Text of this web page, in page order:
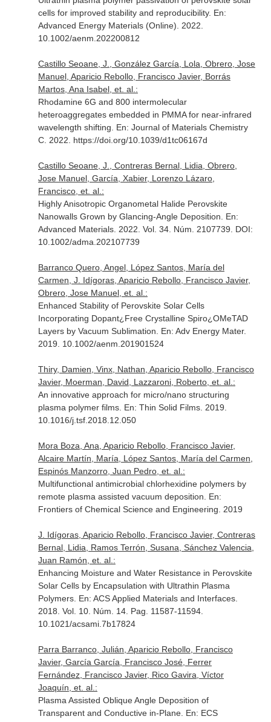
cells for improved stability and reproducibility. En:
Advanced Energy Materials (Online) . 2022.
10.1002/aenm.202200812
Castillo Seoane, J., González García, Lola, Obrero, Jose
Manuel, Aparicio Rebollo, Francisco Javier, Borrás
Martos, Ana Isabel, et. al.:
Rhodamine 6G and 800 intermolecular
heteroaggregates embedded in PMMA for near-infrared
wavelength shifting. En: Journal of Materials Chemistry
C. 2022. https://doi.org/10.1039/d1tc06167d
Castillo Seoane, J., Contreras Bernal, Lidia, Obrero,
Jose Manuel, García, Xabier, Lorenzo Lázaro,
Francisco, et. al.:
Highly Anisotropic Organometal Halide Perovskite
Nanowalls Grown by Glancing-Angle Deposition. En:
Advanced Materials. 2022. Vol. 34. Núm. 2107739. DOI:
10.1002/adma.202107739
Barranco Quero, Angel, López Santos, María del
Carmen, J. Idígoras, Aparicio Rebollo, Francisco Javier,
Obrero, Jose Manuel, et. al.:
Enhanced Stability of Perovskite Solar Cells
Incorporating Dopant¿Free Crystalline Spiro¿OMeTAD
Layers by Vacuum Sublimation. En: Adv Energy Mater.
2019. 10.1002/aenm.201901524
Thiry, Damien, Vinx, Nathan, Aparicio Rebollo, Francisco
Javier, Moerman, David, Lazzaroni, Roberto, et. al.:
An innovative approach for micro/nano structuring
plasma polymer films. En: Thin Solid Films. 2019.
10.1016/j.tsf.2018.12.050
Mora Boza, Ana, Aparicio Rebollo, Francisco Javier,
Alcaire Martín, María, López Santos, María del Carmen,
Espinós Manzorro, Juan Pedro, et. al.:
Multifunctional antimicrobial chlorhexidine polymers by
remote plasma assisted vacuum deposition. En:
Frontiers of Chemical Science and Engineering . 2019
J. Idígoras, Aparicio Rebollo, Francisco Javier, Contreras
Bernal, Lidia, Ramos Terrón, Susana, Sánchez Valencia,
Juan Ramón, et. al.:
Enhancing Moisture and Water Resistance in Perovskite
Solar Cells by Encapsulation with Ultrathin Plasma
Polymers. En: ACS Applied Materials and Interfaces.
2018. Vol. 10. Núm. 14. Pag. 11587-11594.
10.1021/acsami.7b17824
Parra Barranco, Julián, Aparicio Rebollo, Francisco
Javier, García García, Francisco José, Ferrer
Fernández, Francisco Javier, Rico Gavira, Víctor
Joaquín, et. al.:
Plasma Assisted Oblique Angle Deposition of
Transparent and Conductive in-Plane. En: ECS